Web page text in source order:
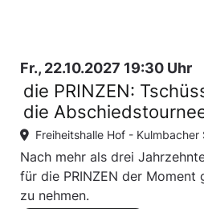
Fr., 22.10.2027 19:30 Uhr
die PRINZEN:
die
Freiheitshalle Hof -
Nach mehr als drei
für die PRINZEN der Moment
zu nehmen.